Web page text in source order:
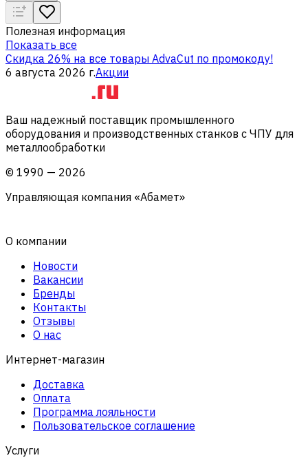
Полезная информация
Показать все
Скидка 26% на все товары AdvaCut по промокоду!
6 августа 2026 г.Акции
Ваш надежный поставщик промышленного
оборудования и производственных станков с ЧПУ для
металлообработки
© 1990 — 2026
Управляющая компания «Абамет»
О компании
Новости
Вакансии
Бренды
Контакты
Отзывы
О нас
Интернет-магазин
Доставка
Оплата
Программа лояльности
Пользовательское соглашение
Услуги